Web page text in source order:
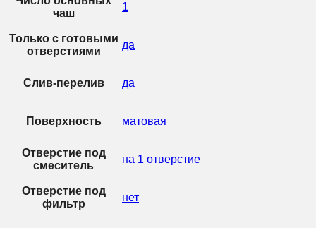
чаш
1
Только с готовыми
отверстиями
да
Слив-перелив да
Поверхность матовая
Отверстие под
смеситель
на 1 отверстие
Отверстие под
фильтр
нет